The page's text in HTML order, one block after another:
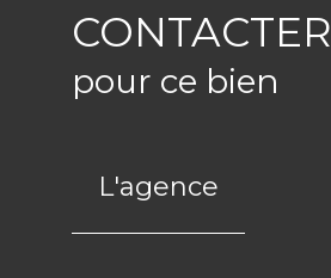
CONTACTER
pour ce bien
L'agence